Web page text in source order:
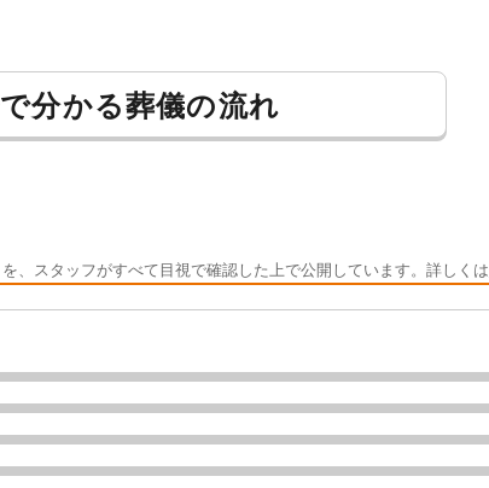
分かる葬儀の流れ
、スタッフがすべて目視で確認した上で公開しています。詳しくは